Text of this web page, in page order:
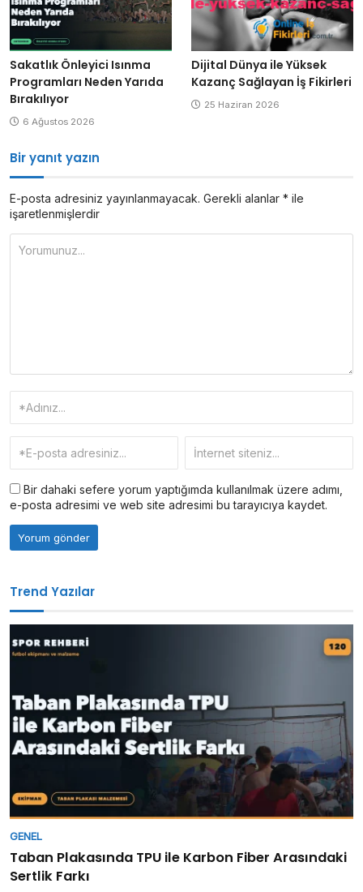
Sakatlık Önleyici Isınma
Programları Neden Yarıda
Bırakılıyor
6 Ağustos 2026
Dijital Dünya ile Yüksek
Kazanç Sağlayan İş Fikirleri
25 Haziran 2026
Bir yanıt yazın
E-posta adresiniz yayınlanmayacak. Gerekli alanlar * ile
işaretlenmişlerdir
Bir dahaki sefere yorum yaptığımda kullanılmak üzere adımı,
e-posta adresimi ve web site adresimi bu tarayıcıya kaydet.
Trend Yazılar
GENEL
Taban Plakasında TPU ile Karbon Fiber Arasındaki
Sertlik Farkı